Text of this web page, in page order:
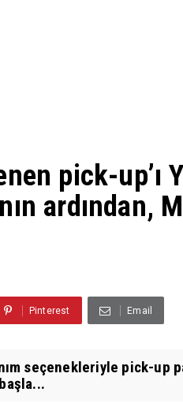
pick-up’ı
ardından,
Pinterest Email
seçenekleriyle pick-up